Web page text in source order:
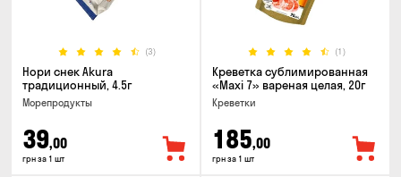
(3)
Нори снек Akura
традиционный, 4.5г
Морепродукты
39,00
грн за 1 шт
(1)
Креветка сублимированная
«Maxi 7» вареная целая, 20г
Креветки
185,00
грн за 1 шт